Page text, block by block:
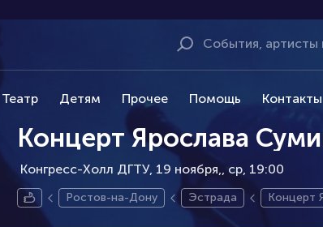
Театр Детям Прочее Помощь Контакты
Концерт Ярослава
Конгресс-Холл ДГТУ, 19 ноября, ср, 19:00
Ростов-на-Дону Эстрада Концерт